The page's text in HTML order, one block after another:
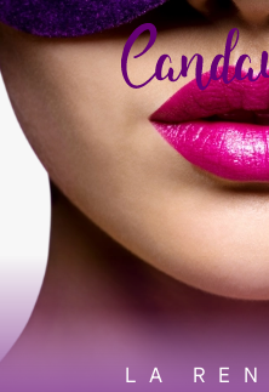
LA